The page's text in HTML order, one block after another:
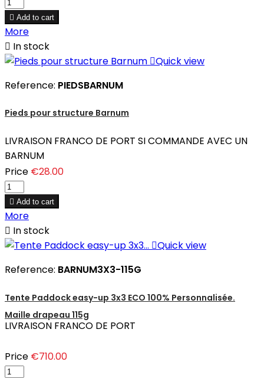
 Add to cart
More
 In stock
Quick view
Reference: PIEDSBARNUM
Pieds pour structure Barnum
LIVRAISON FRANCO DE PORT SI COMMANDE AVEC UN
BARNUM
Price €28.00
 Add to cart
More
 In stock
Quick view
Reference: BARNUM3X3-115G
Tente Paddock easy-up 3x3 ECO 100% Personnalisée.
Maille drapeau 115g
LIVRAISON FRANCO DE PORT
Price €710.00